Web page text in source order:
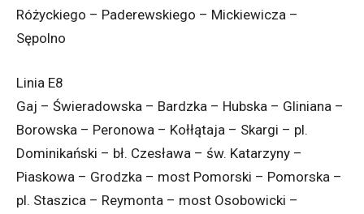
Różyckiego – Paderewskiego – Mickiewicza –
Sępolno
Linia E8
Gaj – Świeradowska – Bardzka – Hubska – Gliniana –
Borowska – Peronowa – Kołłątaja – Skargi – pl.
Dominikański – bł. Czesława – św. Katarzyny –
Piaskowa – Grodzka – most Pomorski – Pomorska –
pl. Staszica – Reymonta – most Osobowicki –